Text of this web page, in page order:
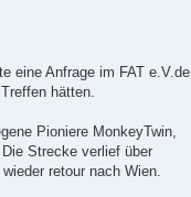
eine Anfrage im FAT e.V.de
hätten.
Pioniere MonkeyTwin,
Strecke verlief über
retour nach Wien.